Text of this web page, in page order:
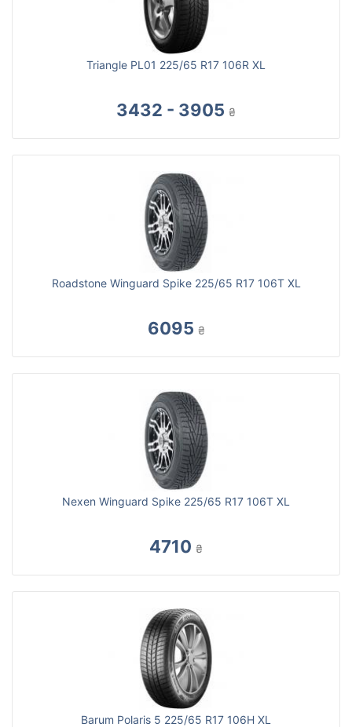
Triangle PL01 225/65 R17 106R XL
3432 - 3905 ₴
Roadstone Winguard Spike 225/65 R17 106T XL
6095 ₴
Nexen Winguard Spike 225/65 R17 106T XL
4710 ₴
Barum Polaris 5 225/65 R17 106H XL